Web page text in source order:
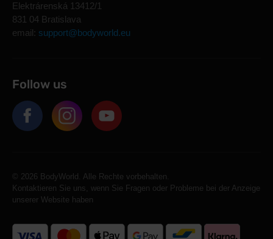
Elektrárenská 13412/1
831 04 Bratislava
email: support@bodyworld.eu
Follow us
© 2026 BodyWorld. Alle Rechte vorbehalten.
Kontaktieren Sie uns, wenn Sie Fragen oder Probleme bei der Anzeige
unserer Website haben